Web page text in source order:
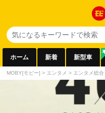
ホーム 新着 新型車
MOBY[モビー] > エンタメ > エンタメ総合